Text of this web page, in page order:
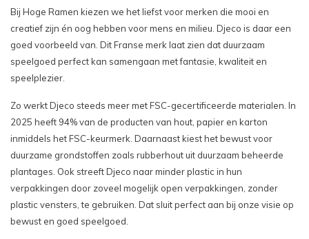
Bij Hoge Ramen kiezen we het liefst voor merken die mooi en
creatief zijn én oog hebben voor mens en milieu. Djeco is daar een
goed voorbeeld van. Dit Franse merk laat zien dat duurzaam
speelgoed perfect kan samengaan met fantasie, kwaliteit en
speelplezier.
Zo werkt Djeco steeds meer met FSC-gecertificeerde materialen. In
2025 heeft 94% van de producten van hout, papier en karton
inmiddels het FSC-keurmerk. Daarnaast kiest het bewust voor
duurzame grondstoffen zoals rubberhout uit duurzaam beheerde
plantages. Ook streeft Djeco naar minder plastic in hun
verpakkingen door zoveel mogelijk open verpakkingen, zonder
plastic vensters, te gebruiken. Dat sluit perfect aan bij onze visie op
bewust en goed speelgoed.